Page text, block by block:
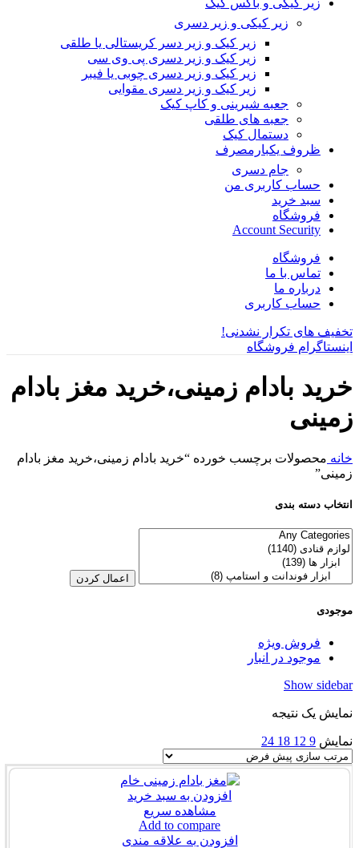
زیر کیکی و باکس کیک
زیر کیکی و زیر دسری
زیر کیک و زیر دسر کریستالی یا طلقی
زیر کیک و زیر دسری پی وی سی
زیر کیک و زیر دسری چوبی یا فیبر
زیر کیک و زیر دسری مقوایی
جعبه شیرینی و کاپ کیک
جعبه های طلقی
دستمال کیک
ظروف یکبارمصرف
جام دسری
حساب کاربری من
سبد خرید
فروشگاه
Account Security
فروشگاه
تماس با ما
درباره ما
حساب کاربری
تخفیف های تکرار نشدنی!
اینستاگرام فروشگاه
خرید بادام زمینی،خرید مغز بادام
زمینی
خانه محصولات برچسب خورده “خرید بادام زمینی،خرید مغز بادام
زمینی”
انتخاب دسته بندی
اعمال کردن
موجودی
فروش ویژه
موجود در انبار
Show sidebar
نمایش یک نتیجه
نمایش 9
12
18
24
افزودن به سبد خرید
مشاهده سریع
Add to compare
افزودن به علاقه مندی